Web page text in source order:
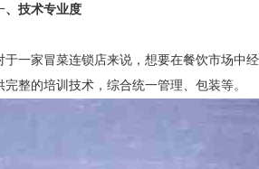
、技术专业度
家冒菜连锁店来说，想要在餐饮市场中经
完整的培训技术，综合统一管理、包装等。